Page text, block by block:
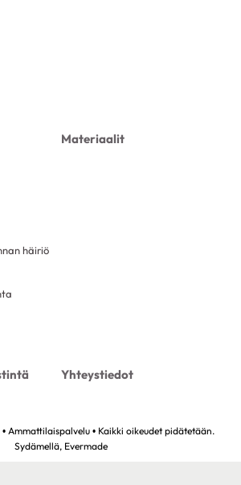
häiriö
Materiaalit
Yhteystiedot
Ammattilaispalvelu • Kaikki oikeudet pidätetään.
Sydämellä, Evermade